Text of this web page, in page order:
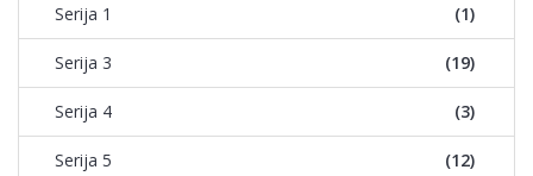
Serija 1 (1)
Serija 3 (19)
Serija 4 (3)
Serija 5 (12)